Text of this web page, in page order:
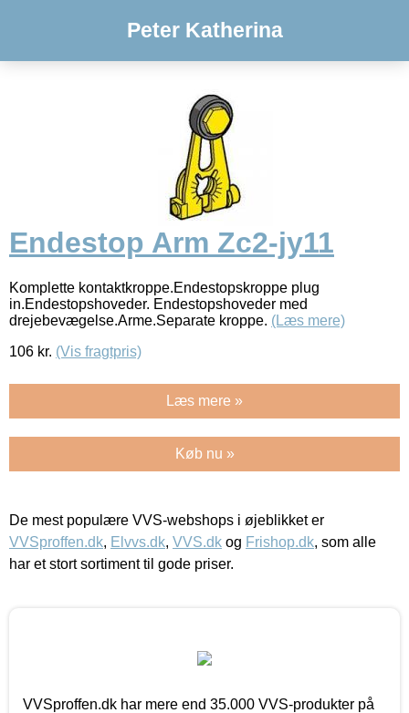
Peter Katherina
Endestop Arm Zc2-jy11
Komplette kontaktkroppe.Endestopskroppe plug
in.Endestopshoveder. Endestopshoveder med
drejebevægelse.Arme.Separate kroppe. (Læs mere)
106 kr. (Vis fragtpris)
Læs mere »
Køb nu »
De mest populære VVS-webshops i øjeblikket er
VVSproffen.dk, Elvvs.dk, VVS.dk og Frishop.dk, som alle
har et stort sortiment til gode priser.
VVSproffen.dk har mere end 35.000 VVS-produkter på